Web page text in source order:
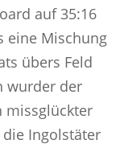
auf 35:16
eine Mischung
übers Feld
wurder der
missglückter
die Ingolstäter